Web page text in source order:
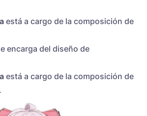
está a cargo de la composición de
encarga del diseño de
está a cargo de la composición de